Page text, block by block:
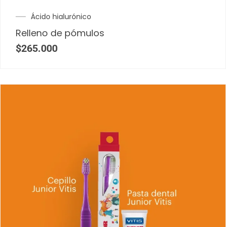
Ácido hialurónico
Relleno de pómulos
$265.000